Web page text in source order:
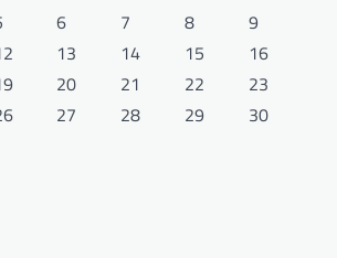
6 7 8
9
13 14 15
16
20 21 22
23
27 28 29
30